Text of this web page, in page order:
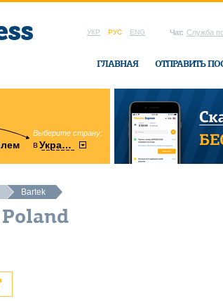
УКР РУС ENG Чат: Служба
ГЛАВНАЯ ОТПРАВИТЬ
Выберите страну:
вУкраину
область:
Винницкая
Bartek